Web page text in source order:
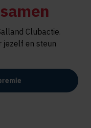
Clubactie.
jezelf en steun